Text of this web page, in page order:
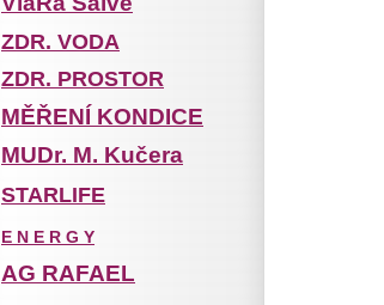
ZDR. VODA
ZDR. PROSTOR
MĚŘENÍ KONDICE
MUDr. M. Kučera
STARLIFE
E N E R G Y
AG RAFAEL